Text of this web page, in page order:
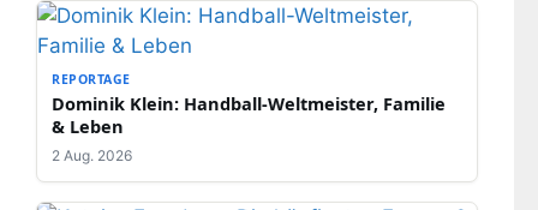
REPORTAGE
Dominik Klein: Handball-Weltmeister, Familie
& Leben
2 Aug. 2026